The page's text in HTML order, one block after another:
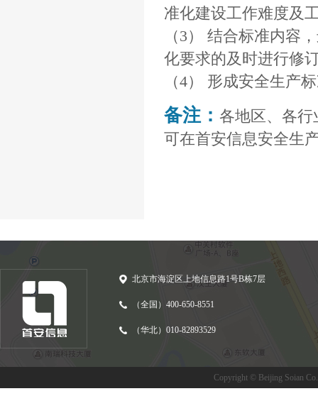
准化建设工作难度及
（3） 结合标准内容
化要求的及时进行修
（4） 形成安全生产
备注： 各地区、各
可在首安信息安全生
北京市海淀区上地信息路1号B栋7层
（全国）400-650-8551
（华北）010-82893529
Copyright © Beijing Soian